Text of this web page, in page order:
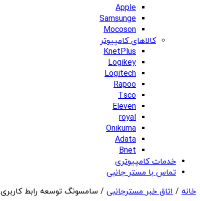
Apple
Samsunge
Mocoson
کالاهای کامپیوتر
KnetPlus
Logikey
Logitech
Rapoo
Tsco
Eleven
royal
Onikuma
Adata
Bnet
خدمات کامپیوتری
تماس با مستر جانبی
خانه / اتاق خبر مسترجانبی / سامسونگ توسعه رابط کاربری One UI 7.1 را آغاز کرده است